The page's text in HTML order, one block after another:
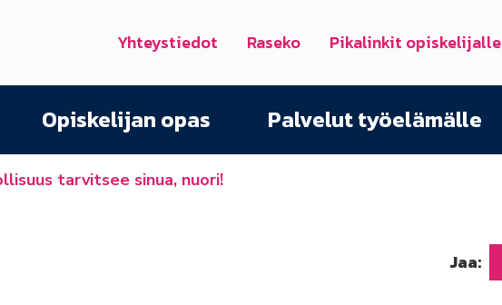
Yhteystiedot Raseko Pikalinkit opiskelijalle
Opiskelijan opas Palvelut työelämälle
tarvitsee sinua, nuori!
Jaa: